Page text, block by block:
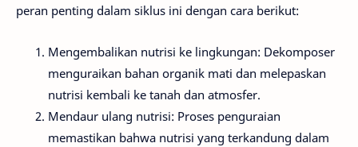
peran penting dalam siklus ini dengan cara berikut:
Mengembalikan nutrisi ke lingkungan: Dekomposer
menguraikan bahan organik mati dan melepaskan
nutrisi kembali ke tanah dan atmosfer.
Mendaur ulang nutrisi: Proses penguraian
memastikan bahwa nutrisi yang terkandung dalam